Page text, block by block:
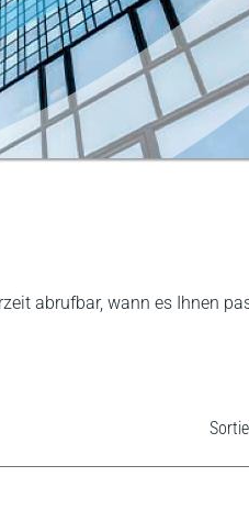
abrufbar, wann es Ihnen